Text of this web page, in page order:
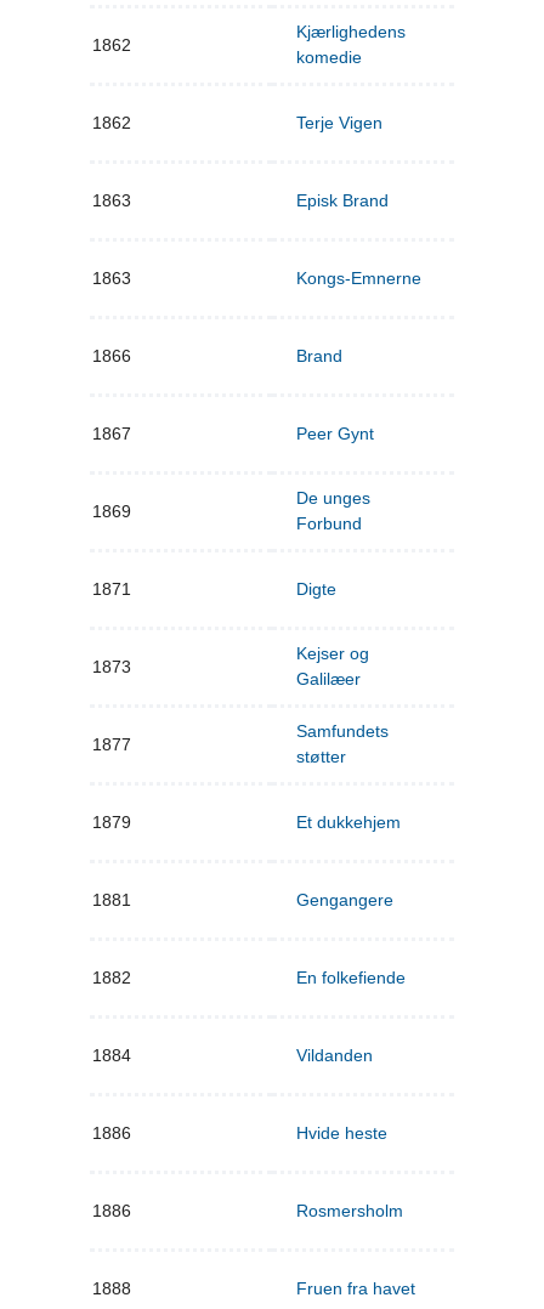
1862
Kjærlighedens
komedie
1862 Terje Vigen
1863 Episk Brand
1863 Kongs-Emnerne
1866 Brand
1867 Peer Gynt
1869
De unges
Forbund
1871 Digte
1873
Kejser og
Galilæer
1877
Samfundets
støtter
1879 Et dukkehjem
1881 Gengangere
1882 En folkefiende
1884 Vildanden
1886 Hvide heste
1886 Rosmersholm
1888 Fruen fra havet